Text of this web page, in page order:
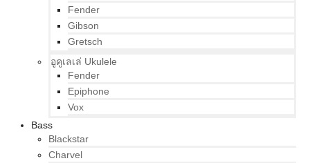
Fender
Gibson
Gretsch
อูคูเลเล่ Ukulele
Fender
Epiphone
Vox
Bass
Blackstar
Charvel